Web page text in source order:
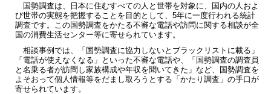
国勢調査は、日本に住むすべての人と世帯を対象に、国内の人およ
び世帯の実態を把握することを目的として、5年に一度行われる統計
調査です。この国勢調査をかたる不審な電話や訪問に関する相談が全
国の消費生活センター等に寄せられています。
相談事例では、「国勢調査に協力しないとブラックリストに載る」
「電話が使えなくなる」といった不審な電話や、「国勢調査の調査員
と名乗る者が訪問し家族構成や年収を聞いてきた」など、国勢調査を
よそおって個人情報等をだまし取ろうとする「かたり調査」の手口が
寄せられています。